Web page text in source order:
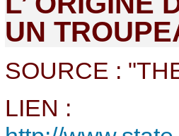
UN
SOURCE :
LIEN :